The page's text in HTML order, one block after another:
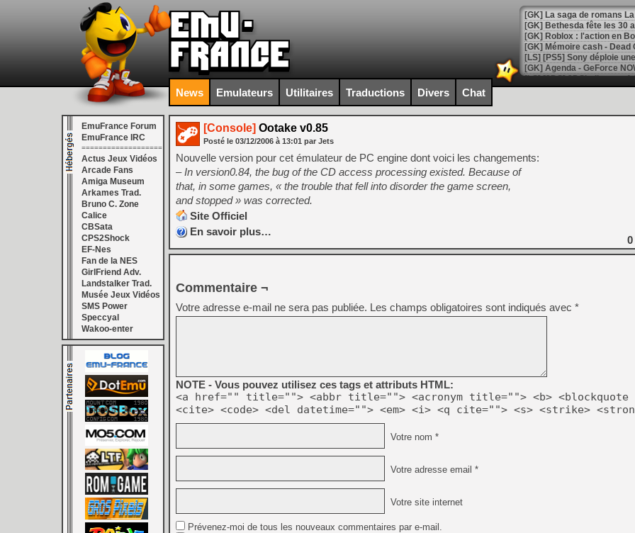
[GK] Bethesda fête les 30
[GK] Roblox : l'action en
[GK] Agenda - GeForce
[GK] Devolver Digital en a
[LS] [PS5] ps5-y2jb-
[GK] Pourquoi Marvel
[GK] Test : Restory : Chill
[GK] GTA 6 : Rockstar
[GK] Hot Wheels Infinite
[GK] Mémoire cash -
[GK] Résultats Nintendo :
[GK] Déjà des
[GK] Minecraft et ses «
[GK] Beast of
[GK] Ubisoft : fin de partie
[GK] Mémoire cash -
[GK] Dan Houser (GTA)
[GK] Comment EA Sports
[GK] Crimson Moon : un
[GK] Isle of Reveries : le
[GK] Moonlighter 2 : The
[GK] Capcom relance
[GK] Le beat'em up The
[GK] Endless Legend 2 :
[LS] [PS5] Le WebKit
[GK] Oubliez Crazy Taxi,
[LS] [Switch] NSZ 5.0.0
News Emulateurs Utilitaires Traductions Divers Chat
EmuFrance Forum
EmuFrance IRC
===================
Actus Jeux Vidéos
Arcade Fans
Amiga Museum
Arkames Trad.
Bruno C. Zone
Calice
CBSata
CPS2Shock
EF-Nes
Fan de la NES
GirlFriend Adv.
Landstalker Trad.
Musée Jeux Vidéos
SMS Power
Speccyal
Wakoo-enter
[Console] Ootake v0.85
Posté le 03/12/2006 à 13:01 par Jets
Nouvelle version pour cet émulateur de PC engine dont voici les changements:
– In version0.84, the bug of the CD access processing existed. Because of
that, in some games, « the trouble that fell into disorder the game screen,
and stopped » was corrected.
Site Officiel
En savoir plus…
0
Commentaire ¬
Votre adresse e-mail ne sera pas publiée. Les champs obligatoires sont indiqués avec *
NOTE - Vous pouvez utilisez ces tags et attributs HTML:
<a href="" title=""> <abbr title=""> <acronym title=""> <b> <blockquote
<cite> <code> <del datetime=""> <em> <i> <q cite=""> <s> <strike>
Votre nom *
Votre adresse email *
Votre site internet
Prévenez-moi de tous les nouveaux commentaires par e-mail.